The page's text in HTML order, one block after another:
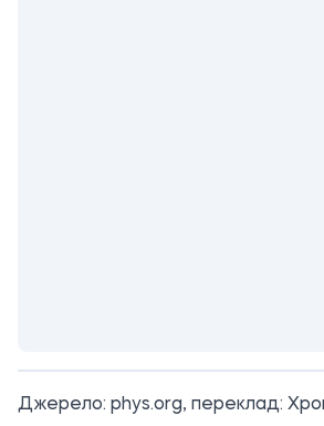
Джерело: phys.org, переклад: